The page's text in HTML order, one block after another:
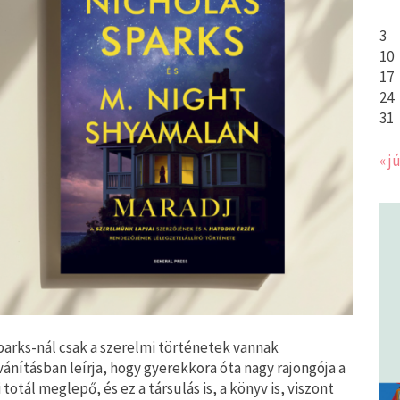
nál csak a szerelmi történetek vannak
leírja, hogy gyerekkora óta nagy rajongója a
meglepő, és ez a társulás is, a könyv is, viszont
3
10
17
24
31
«